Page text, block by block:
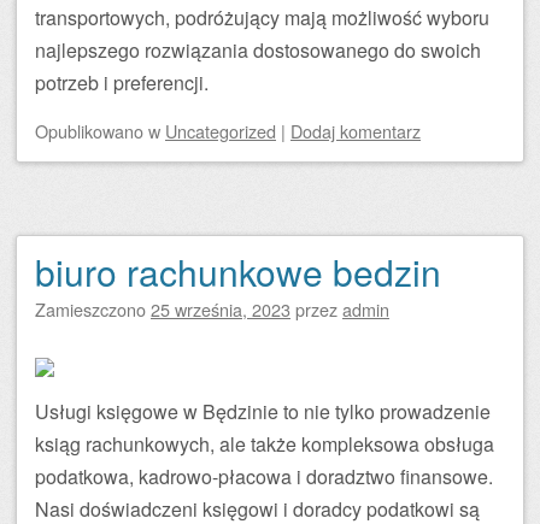
transportowych, podróżujący mają możliwość wyboru
najlepszego rozwiązania dostosowanego do swoich
potrzeb i preferencji.
Opublikowanow Uncategorized | Dodaj komentarz
biuro rachunkowe bedzin
Zamieszczono25 września, 2023 przezadmin
Usługi księgowe w Będzinie to nie tylko prowadzenie
ksiąg rachunkowych, ale także kompleksowa obsługa
podatkowa, kadrowo-płacowa i doradztwo finansowe.
Nasi doświadczeni księgowi i doradcy podatkowi są